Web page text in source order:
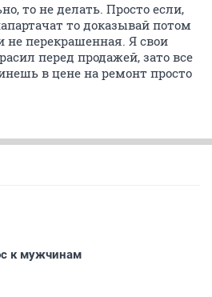
то не делать. Просто если,
то доказывай потом
не перекрашенная. Я свои
перед продажей, зато все
в цене на ремонт просто
к мужчинам